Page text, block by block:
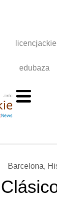
licencjackie
edubaza
Barcelona,